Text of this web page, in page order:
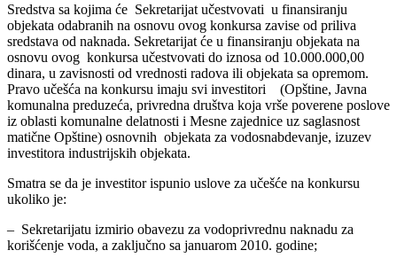
Sredstva sa kojima će Sekretarijat učestvovati u finansiranju
objekata odabranih na osnovu ovog konkursa zavise od priliva
sredstava od naknada. Sekretarijat će u finansiranju objekata na
osnovu ovog konkursa učestvovati do iznosa od 10.000.000,00
dinara, u zavisnosti od vrednosti radova ili objekata sa opremom.
Pravo učešća na konkursu imaju svi investitori (Opštine, Javna
komunalna preduzeća, privredna društva koja vrše poverene poslove
iz oblasti komunalne delatnosti i Mesne zajednice uz saglasnost
matične Opštine) osnovnih objekata za vodosnabdevanje, izuzev
investitora industrijskih objekata.
Smatra se da je investitor ispunio uslove za učešće na konkursu
ukoliko je:
– Sekretarijatu izmirio obavezu za vodoprivrednu naknadu za
korišćenje voda, a zaključno sa januarom 2010. godine;